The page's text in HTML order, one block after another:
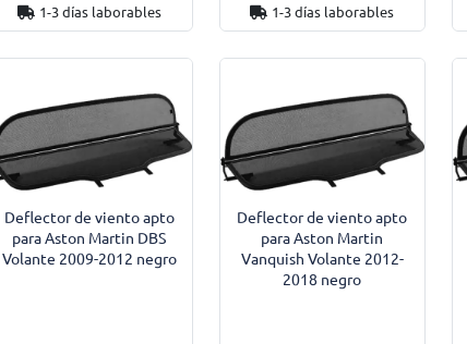
1-3 días laborables 1-3 días laborables
Deflector de viento apto
para Aston Martin DBS
Volante 2009-2012 negro
Deflector de viento apto
para Aston Martin
Vanquish Volante 2012-
2018 negro